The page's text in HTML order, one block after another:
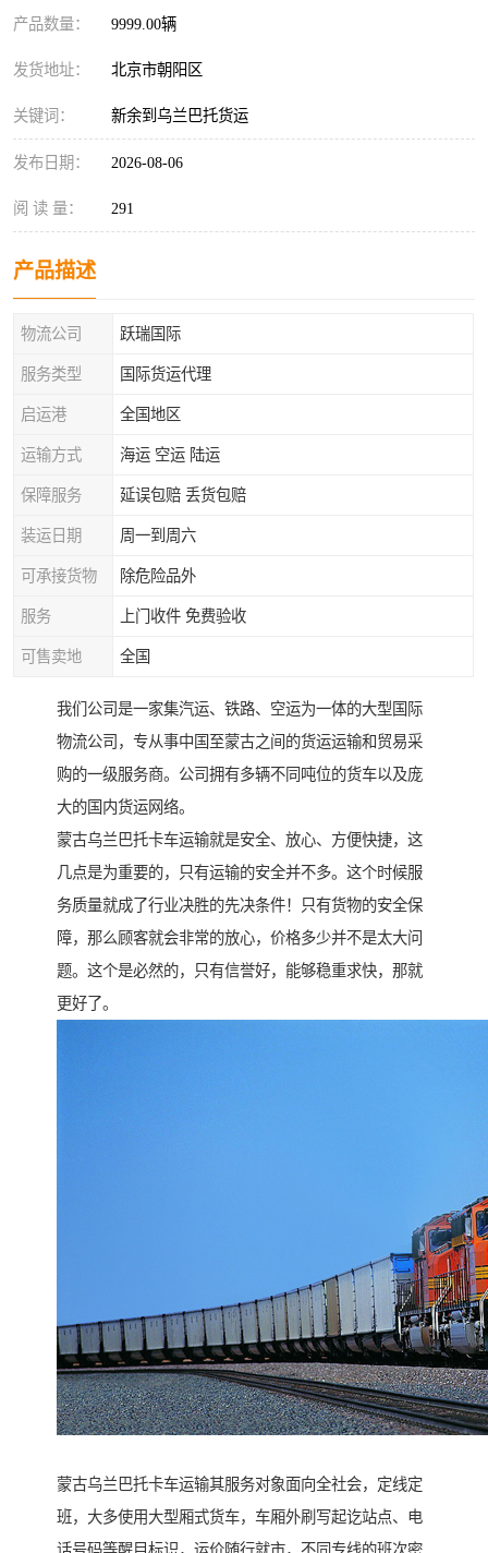
产品数量： 9999.00辆
发货地址： 北京市朝阳区
关键词： 新余到乌兰巴托货运
发布日期： 2026-08-06
阅 读 量： 291
产品描述
物流公司 跃瑞国际
服务类型 国际货运代理
启运港 全国地区
运输方式 海运 空运 陆运
保障服务 延误包赔 丢货包赔
装运日期 周一到周六
可承接货物 除危险品外
服务 上门收件 免费验收
可售卖地 全国
我们公司是一家集汽运、铁路、空运为一体的大型国际
物流公司，专从事中国至蒙古之间的货运运输和贸易采
购的一级服务商。公司拥有多辆不同吨位的货车以及庞
大的国内货运网络。
蒙古乌兰巴托卡车运输就是安全、放心、方便快捷，这
几点是为重要的，只有运输的安全并不多。这个时候服
务质量就成了行业决胜的先决条件！只有货物的安全保
障，那么顾客就会非常的放心，价格多少并不是太大问
题。这个是必然的，只有信誉好，能够稳重求快，那就
更好了。
蒙古乌兰巴托卡车运输其服务对象面向全社会，定线定
班，大多使用大型厢式货车，车厢外刷写起讫站点、电